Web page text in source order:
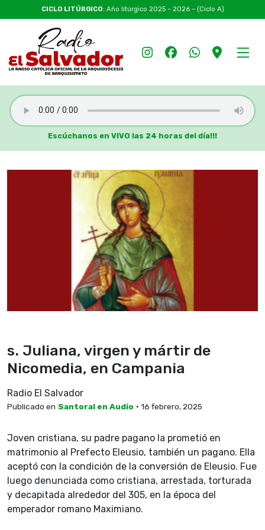
CICLO LITÚRGICO: Año litúrgico 2025 – 2026 – (Ciclo A)
Escúchanos en VIVO las 24 horas del día!!!
s. Juliana, virgen y mártir de
Nicomedia, en Campania
Radio El Salvador
Publicado en Santoral en Audio • 16 febrero, 2025
Joven cristiana, su padre pagano la prometió en
matrimonio al Prefecto Eleusio, también un pagano. Ella
aceptó con la condición de la conversión de Eleusio. Fue
luego denunciada como cristiana, arrestada, torturada
y decapitada alrededor del 305, en la época del
emperador romano Maximiano.